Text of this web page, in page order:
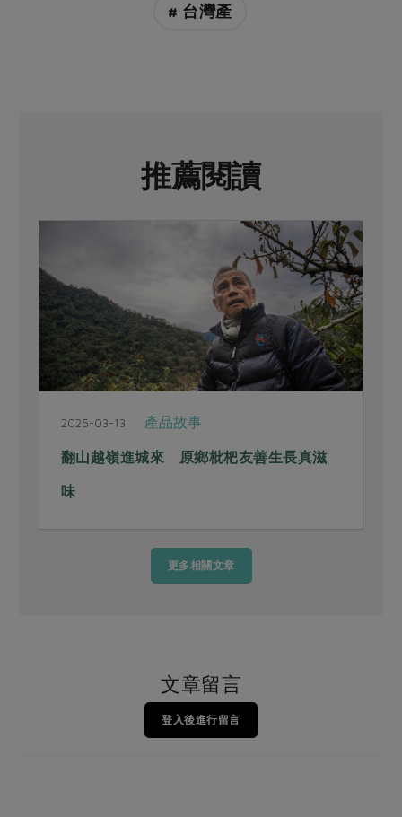
# 台灣產
推薦閱讀
2025-03-13 產品故事
翻山越嶺進城來 原鄉枇杷友善生長真滋
味
更多相關文章
文章留言
登入後進行留言